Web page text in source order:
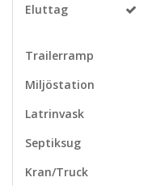
Eluttag
Trailerramp
Miljöstation
Latrinvask
Septiksug
Kran/Truck